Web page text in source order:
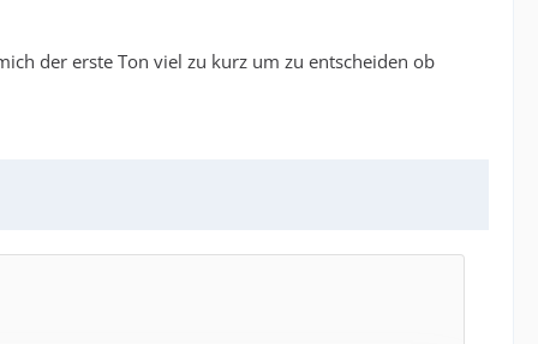
der erste Ton viel zu kurz um zu entscheiden ob